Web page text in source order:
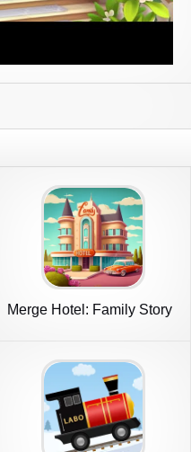
Merge Hotel: Family Story